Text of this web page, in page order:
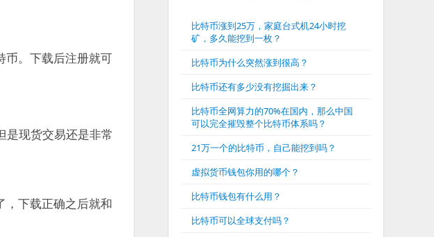
币。下载后注册就可
是现货交易还是非常
，下载正确之后就和
比特币涨到25万，家庭台式机24小时挖
矿，多久能挖到一枚？
比特币为什么突然涨到很高？
比特币还有多少没有挖掘出来？
比特币全网算力的70%在国内，那么中国
可以完全摧毁整个比特币体系吗？
21万一个的比特币，自己能挖到吗？
虚拟货币钱包你用的哪个？
比特币钱包有什么用？
比特币可以全球支付吗？